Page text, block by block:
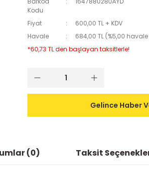
Kodu
Fiyat
600,00 TL + KDV
Havale
684,00 TL (%5,00
*60,73 TL den başlayan taksitlerle!
Gelince Haber
(0) Taksit